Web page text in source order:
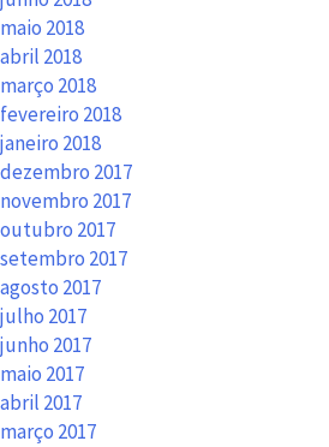
maio 2018
abril 2018
março 2018
fevereiro 2018
janeiro 2018
dezembro 2017
novembro 2017
outubro 2017
setembro 2017
agosto 2017
julho 2017
junho 2017
maio 2017
abril 2017
março 2017